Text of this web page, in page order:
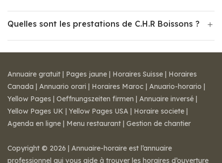
Quelles sont les prestations de C.H.R Boissons ?
Annuaire gratuit | Pages jaune | Horaires Suisse | Horaires
Canada | Annuario orari | Horaires Maroc | Anuario-horario |
Yellow Pages | Oeffnungszeiten firmen | Annuaire inversé |
Yellow Pages UK | Yellow Pages USA | Horaire societe |
Agenda en ligne | Menu restaurant | Gestion de chantier
Copyright © 2026 | Annuaire-horaire est l’annuaire
professionnel qui vous aide à trouver les horaires d’ouverture